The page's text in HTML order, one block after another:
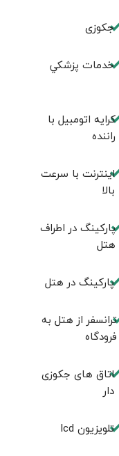
جكوزی
خدمات پزشكي
کرایه اتومبیل با
راننده
اینترنت با سرعت
بالا
پارکینگ در اطراف
هتل
پارکینگ در هتل
ترانسفر از هتل به
فرودگاه
اتاق های جکوزی
دار
تلویزیون lcd